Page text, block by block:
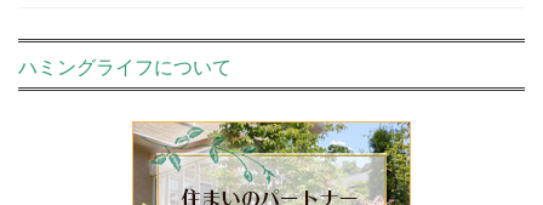
ハミングライフについて